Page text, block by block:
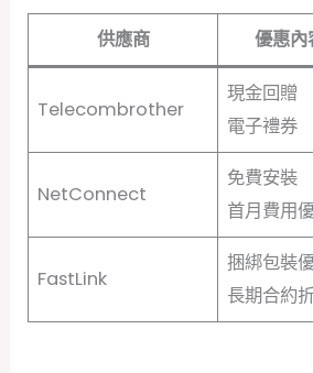
供應商 優惠內
Telecombrother
現金回贈
電子禮券
NetConnect
免費安裝
首月費用
FastLink
捆綁包裝
長期合約